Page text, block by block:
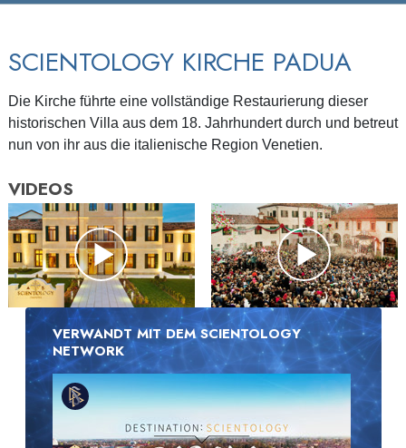
SCIENTOLOGY KIRCHE PADUA
Die Kirche führte eine vollständige Restaurierung dieser
historischen Villa aus dem 18. Jahrhundert durch und betreut
nun von ihr aus die italienische Region Venetien.
VIDEOS
VERWANDT MIT DEM SCIENTOLOGY
NETWORK